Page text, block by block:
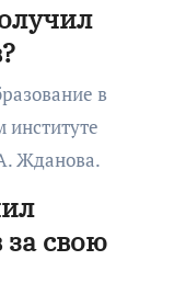
в
институте
Жданова.
свою